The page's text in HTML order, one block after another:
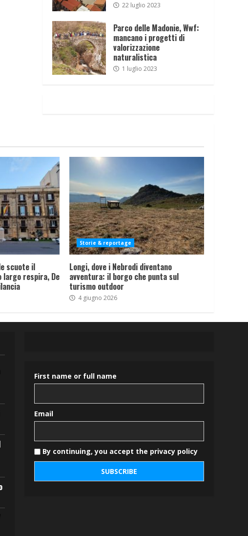
22 luglio 2023
Parco delle Madonie, Wwf:
mancano i progetti di
valorizzazione
naturalistica
1 luglio 2023
scuote il
respira, De
Storie & reportage
Longi, dove i Nebrodi diventano
avventura: il borgo che punta sul
turismo outdoor
4 giugno 2026
First name or full name
Email
By continuing, you accept the privacy policy